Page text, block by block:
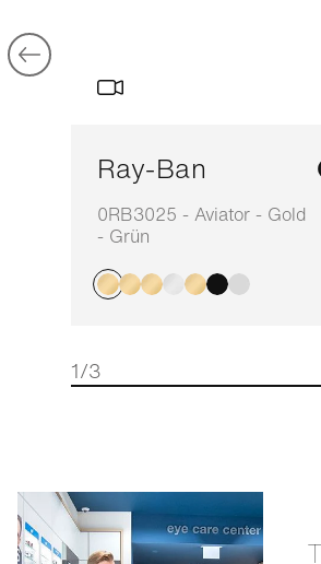
Ray-Ban
0RB3025 - Aviator - Gold
- Grün
1/3